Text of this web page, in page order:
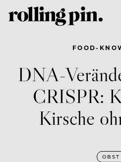
FOOD-
DNA-
CRISPR:
Kirsche
OBST